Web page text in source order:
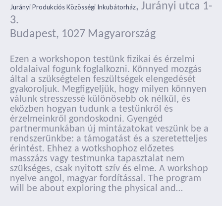
Jurányi Produkciós Közösségi Inkubátorház, Jurányi utca 1-
3.
Budapest, 1027 Magyarország
Ezen a workshopon testünk fizikai és érzelmi
oldalaival fogunk foglalkozni. Könnyed mozgás
által a szükségtelen feszültségek elengedését
gyakoroljuk. Megfigyeljük, hogy milyen könnyen
válunk stresszessé különösebb ok nélkül, és
eközben hogyan tudunk a testünkről és
érzelmeinkről gondoskodni. Gyengéd
partnermunkában új mintázatokat veszünk be a
rendszerünkbe: a támogatást és a szeretetteljes
érintést. Ehhez a wotkshophoz előzetes
masszázs vagy testmunka tapasztalat nem
szükséges, csak nyitott szív és elme. A workshop
nyelve angol, magyar fordítással. The program
will be about exploring the physical and…